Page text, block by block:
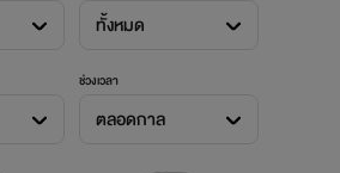
ทั้งหมด
ช่วงเวลา
ตลอดกาล